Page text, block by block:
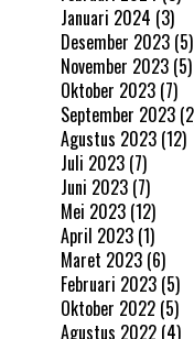
Januari 2024 (3)
Desember 2023 (5)
November 2023 (5)
Oktober 2023 (7)
September 2023
Agustus 2023 (12)
Juli 2023 (7)
Juni 2023 (7)
Mei 2023 (12)
April 2023 (1)
Maret 2023 (6)
Februari 2023 (5)
Oktober 2022 (5)
Agustus 2022 (4)